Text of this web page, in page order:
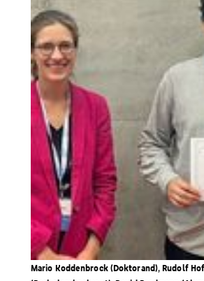
Mario Koddenbrock (Doktorand),Rudolf